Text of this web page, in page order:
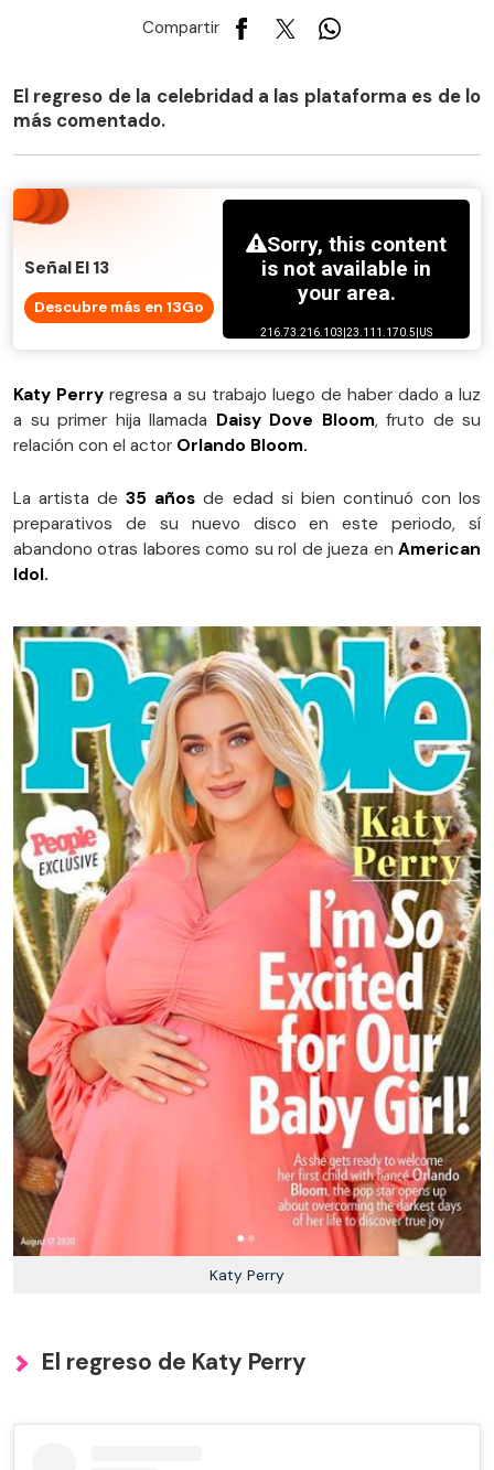
Compartir
El regreso de la celebridad a las plataforma es de lo
más comentado.
Señal El 13
Descubre más en 13Go
Katy Perry regresa a su trabajo luego de haber dado a luz
a su primer hija llamada Daisy Dove Bloom, fruto de su
relación con el actor Orlando Bloom.
La artista de35 añosde edad si bien continuó con los
preparativos de su nuevo disco en este periodo, sí
abandono otras labores como su rol de jueza en American
Idol.
Katy Perry
El regreso de Katy Perry